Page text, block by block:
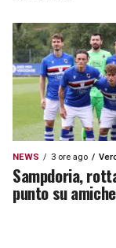
NEWS 3 ore ago
Sampdoria,
punto su